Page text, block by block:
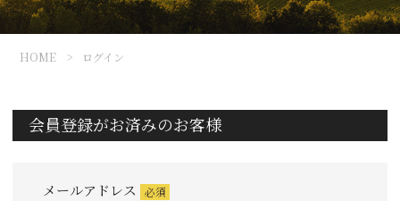
HOME ログイン
会員登録がお済みのお客様
メールアドレス